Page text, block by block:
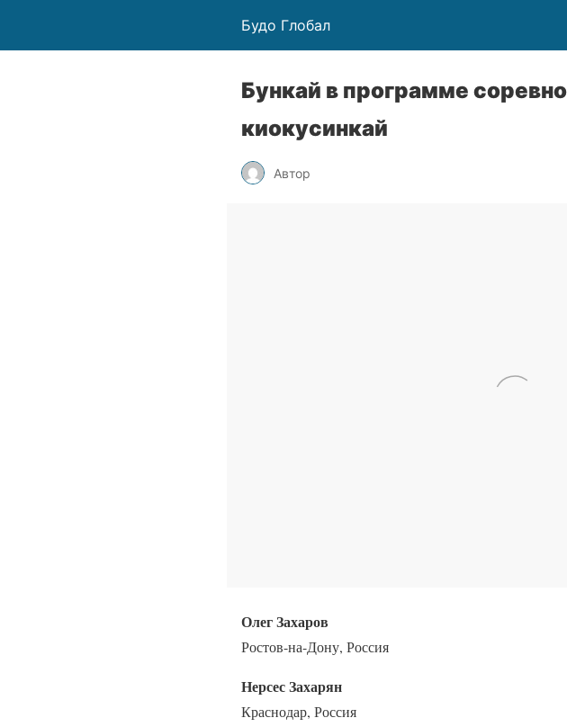
Будо Глобал
Бункай в программе
киокусинкай
Автор
Олег Захаров
Ростов-на-Дону, Россия
Нерсес Захарян
Краснодар, Россия